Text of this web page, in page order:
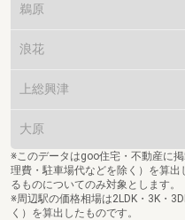
鵜原
浪花
上総興津
大原
※このデータはgoo住宅・不動産に
理費・駐車場代などを除く）を算
るものについてのみ対象とします。
※周辺駅の価格相場は2LDK・3K・
く）を算出したものです。